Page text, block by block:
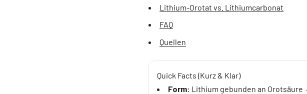
Lithium-Orotat vs. Lithiumcarbonat
FAQ
Quellen
Quick Facts (Kurz & Klar)
Form: Lithium gebunden an